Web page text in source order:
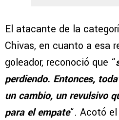
El atacante de la
Chivas, en cuanto a esa
goleador, reconoció que “
perdiendo. Entonces,
un cambio, un revulsivo
para el empate“. Acotó